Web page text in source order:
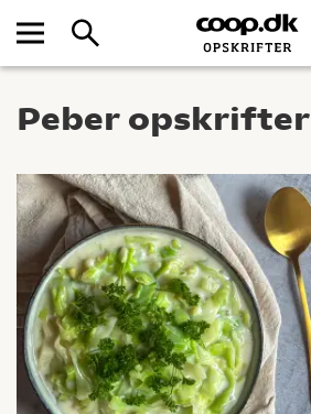
Peber opskrifter